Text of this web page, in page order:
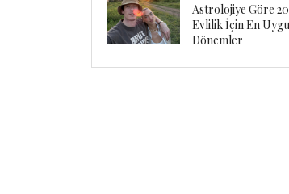
Astrolojiye Göre
Evlilik İçin En
Dönemler